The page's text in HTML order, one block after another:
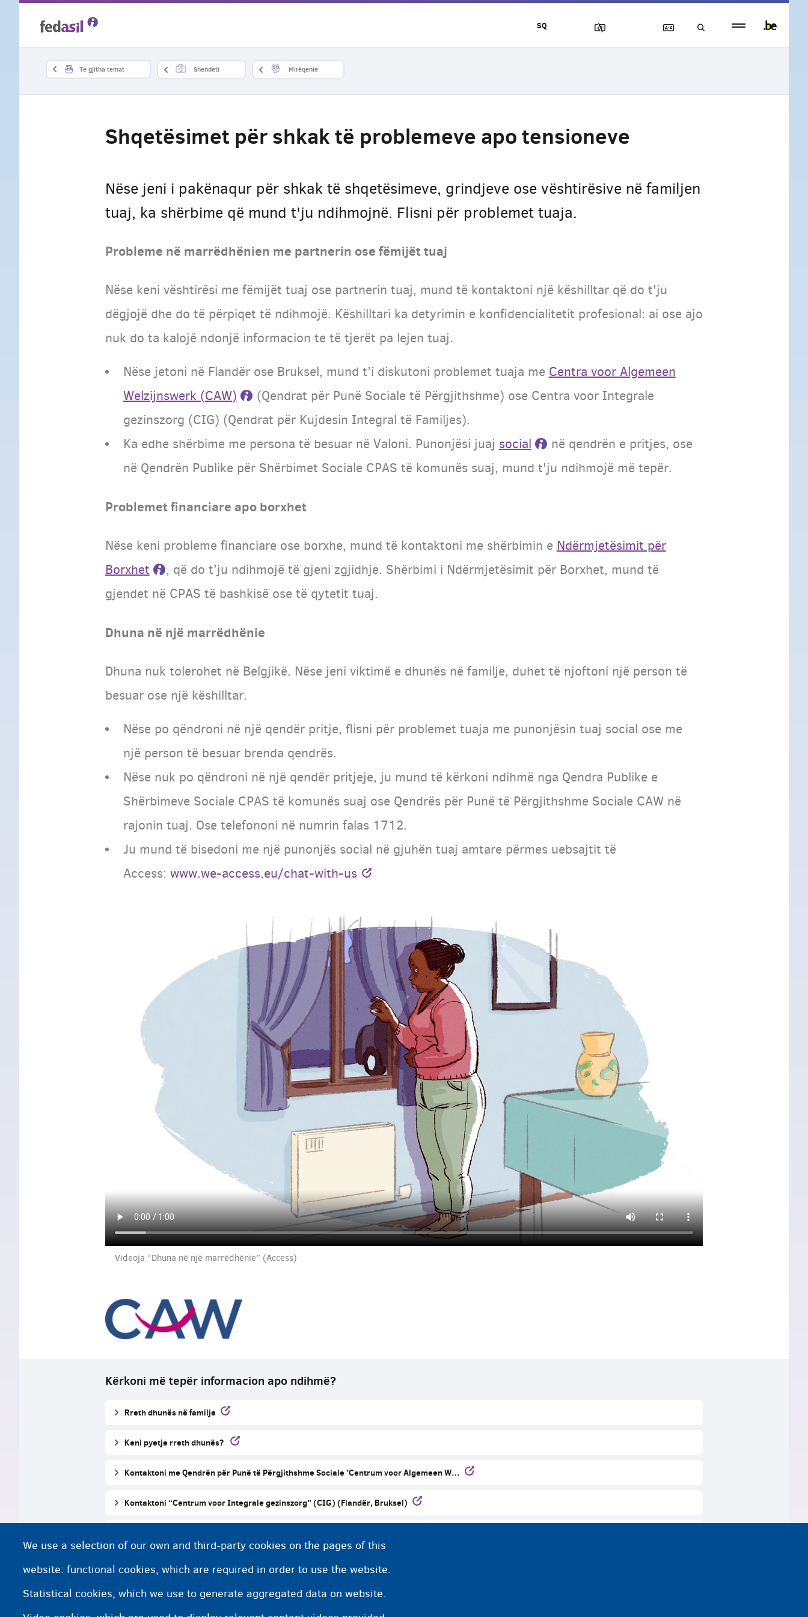
Te gjitha temat Shendeti Mirëqenie
Shqetësimet për shkak të problemeve apo tensioneve
Nëse jeni i pakënaqur për shkak të shqetësimeve, grindjeve ose vështirësive në familjen
tuaj, ka shërbime që mund t'ju ndihmojnë. Flisni për problemet tuaja.
Probleme në marrëdhënien me partnerin ose fëmijët tuaj
Nëse keni vështirësi me fëmijët tuaj ose partnerin tuaj, mund të kontaktoni një këshilltar që do t'ju
dëgjojë dhe do të përpiqet të ndihmojë. Këshilltari ka detyrimin e konfidencialitetit profesional: ai ose ajo
nuk do ta kalojë ndonjë informacion te të tjerët pa lejen tuaj.
Nëse jetoni në Flandër ose Bruksel, mund t’i diskutoni problemet tuaja me Centra voor Algemeen
Welzijnswerk (CAW)
(Qendrat për Punë Sociale të Përgjithshme) ose Centra voor Integrale
gezinszorg (CIG) (Qendrat për Kujdesin Integral të Familjes).
Ka edhe shërbime me persona të besuar në Valoni. Punonjësi juaj social
në qendrën e pritjes, ose
në Qendrën Publike për Shërbimet Sociale CPAS të komunës suaj, mund t'ju ndihmojë më tepër.
Problemet financiare apo borxhet
Nëse keni probleme financiare ose borxhe, mund të kontaktoni me shërbimin e Ndërmjetësimit për
Borxhet
, që do t’ju ndihmojë të gjeni zgjidhje. Shërbimi i Ndërmjetësimit për Borxhet, mund të
gjendet në CPAS të bashkisë ose të qytetit tuaj.
Dhuna në një marrëdhënie
Dhuna nuk tolerohet në Belgjikë. Nëse jeni viktimë e dhunës në familje, duhet të njoftoni një person të
besuar ose një këshilltar.
Nëse po qëndroni në një qendër pritje, flisni për problemet tuaja me punonjësin tuaj social ose me
një person të besuar brenda qendrës.
Nëse nuk po qëndroni në një qendër pritjeje, ju mund të kërkoni ndihmë nga Qendra Publike e
Shërbimeve Sociale CPAS të komunës suaj ose Qendrës për Punë të Përgjithshme Sociale CAW në
rajonin tuaj. Ose telefononi në numrin falas 1712.
Ju mund të bisedoni me një punonjës social në gjuhën tuaj amtare përmes uebsajtit të
Access: www.we-access.eu/chat-with-us
Videoja “Dhuna në një marrëdhënie” (Access)
Kërkoni më tepër informacion apo ndihmë?
Rreth dhunës në familje
Keni pyetje rreth dhunës?
Kontaktoni me Qendrën për Punë të Përgjithshme Sociale 'Centrum voor Algemeen W…
Kontaktoni “Centrum voor Integrale gezinszorg” (CIG) (Flandër, Bruksel)
Informacion shtesë
Punonjësi juaj social
We use a selection of our own and third-party cookies on the pages of this
website: functional cookies, which are required in order to use the website.
Statistical cookies, which we use to generate aggregated data on website.
SQ
footer